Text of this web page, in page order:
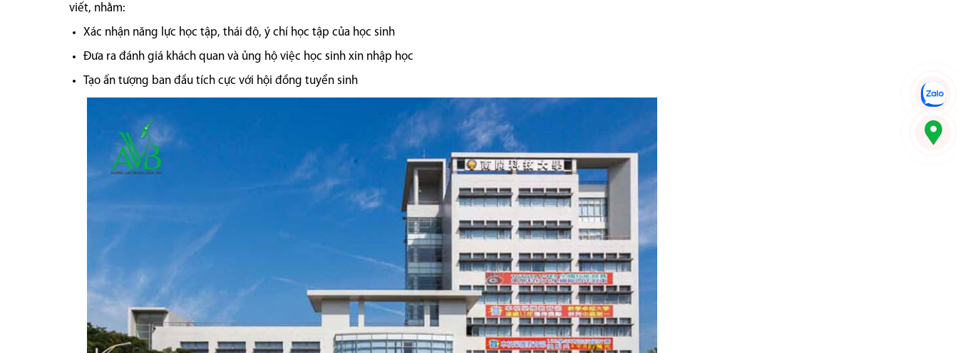
viết, nhằm:
Xác nhận năng lực học tập, thái độ, ý chí học tập của học sinh
Đưa ra đánh giá khách quan và ủng hộ việc học sinh xin nhập học
Tạo ấn tượng ban đầu tích cực với hội đồng tuyển sinh